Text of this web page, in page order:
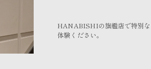
HANABISHIの旗艦店で特別な
体験ください。